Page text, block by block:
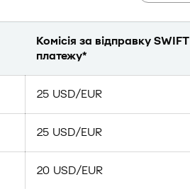
Комісія за відправку SWIFT
платежу*
25 USD/EUR
25 USD/EUR
20 USD/EUR